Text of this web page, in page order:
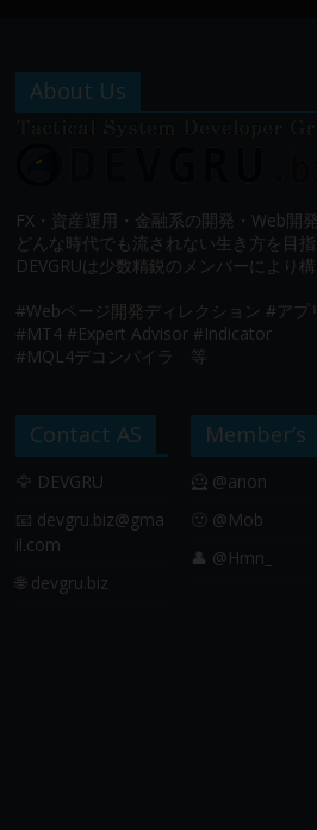
About Us
FX・資産運用・金融系の開発・Web開発
どんな時代でも流されない生き方を目指
DEVGRUは少数精鋭のメンバーにより構
#Webページ開発ディレクション #アプ
#MT4 #Expert Advisor #Indicator
#MQL4デコンパイラ 等
Contact AS
🦅 DEVGRU
📧 devgru.biz@gma
il.com
🌐 devgru.biz
Member’s
🦸 @anon
🙂 @Mob
👤 @Hmn_